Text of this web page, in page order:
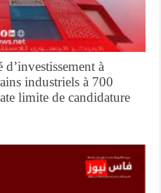
à
industriels à 700
limite de candidature